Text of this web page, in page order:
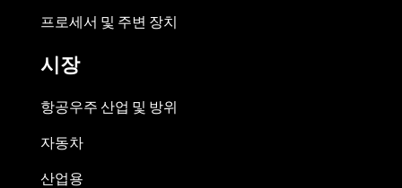
프로세서 및 주변 장치
시장
항공우주 산업 및 방위
자동차
산업용